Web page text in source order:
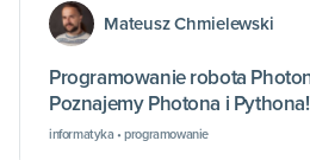
Mateusz Chmielewski
Programowanie robota
Poznajemy Photona i Pythona!
informatyka • programowanie